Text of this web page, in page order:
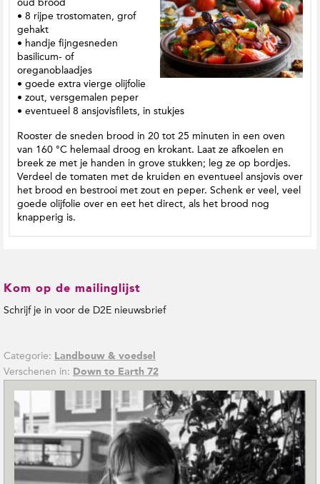
oud brood
• 8 rijpe trostomaten, grof
gehakt
• handje fijngesneden
basilicum- of
oreganoblaadjes
• goede extra vierge olijfolie
• zout, versgemalen peper
• eventueel 8 ansjovisfilets, in stukjes
Rooster de sneden brood in 20 tot 25 minuten in een oven
van 160 °C helemaal droog en krokant. Laat ze afkoelen en
breek ze met je handen in grove stukken; leg ze op bordjes.
Verdeel de tomaten met de kruiden en eventueel ansjovis over
het brood en bestrooi met zout en peper. Schenk er veel, veel
goede olijfolie over en eet het direct, als het brood nog
knapperig is.
Kom op de mailinglijst
Schrijf je in voor de D2E nieuwsbrief
Categorie: Landbouw & voedsel
Verschenen in: Down to Earth 72